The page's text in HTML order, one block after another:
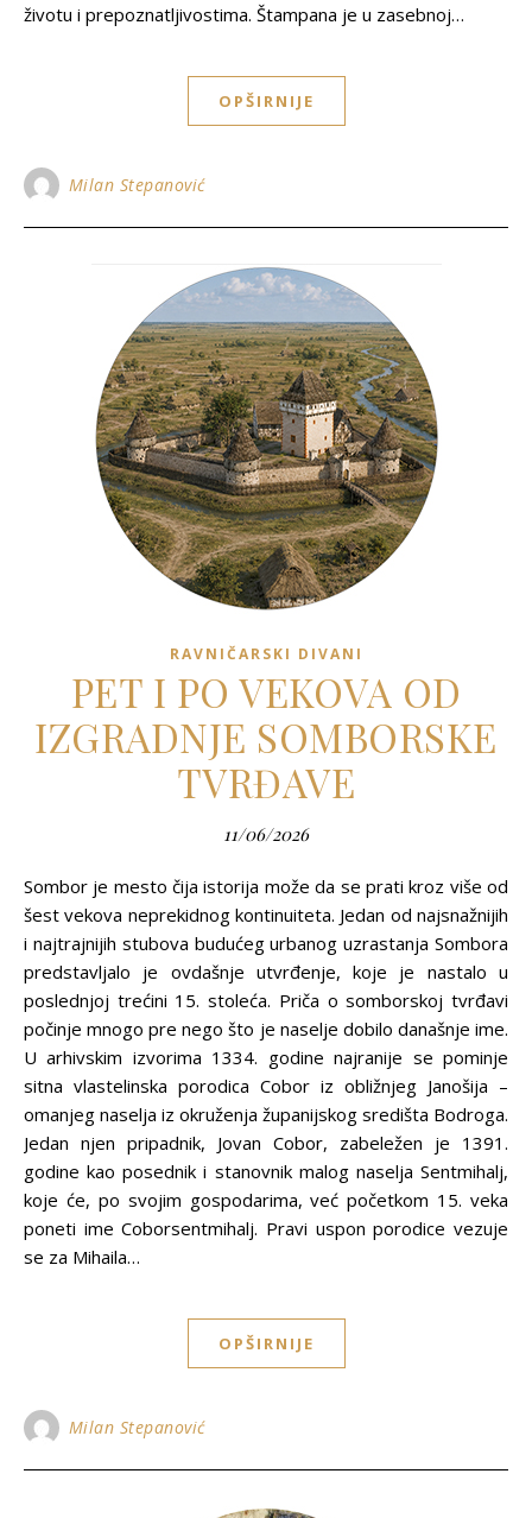
životu i prepoznatljivostima. Štampana je u zasebnoj…
OPŠIRNIJE
Milan Stepanović
RAVNIČARSKI DIVANI
PET I PO VEKOVA OD
IZGRADNJE SOMBORSKE
TVRĐAVE
11/06/2026
Sombor je mesto čija istorija može da se prati kroz više od
šest vekova neprekidnog kontinuiteta. Jedan od najsnažnijih
i najtrajnijih stubova budućeg urbanog uzrastanja Sombora
predstavljalo je ovdašnje utvrđenje, koje je nastalo u
poslednjoj trećini 15. stoleća. Priča o somborskoj tvrđavi
počinje mnogo pre nego što je naselje dobilo današnje ime.
U arhivskim izvorima 1334. godine najranije se pominje
sitna vlastelinska porodica Cobor iz obližnjeg Janošija –
omanjeg naselja iz okruženja županijskog središta Bodroga.
Jedan njen pripadnik, Jovan Cobor, zabeležen je 1391.
godine kao posednik i stanovnik malog naselja Sentmihalj,
koje će, po svojim gospodarima, već početkom 15. veka
poneti ime Coborsentmihalj. Pravi uspon porodice vezuje
se za Mihaila…
OPŠIRNIJE
Milan Stepanović